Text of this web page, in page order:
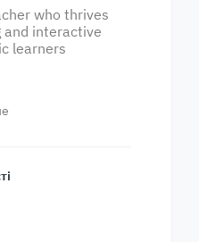
who thrives
interactive
learners